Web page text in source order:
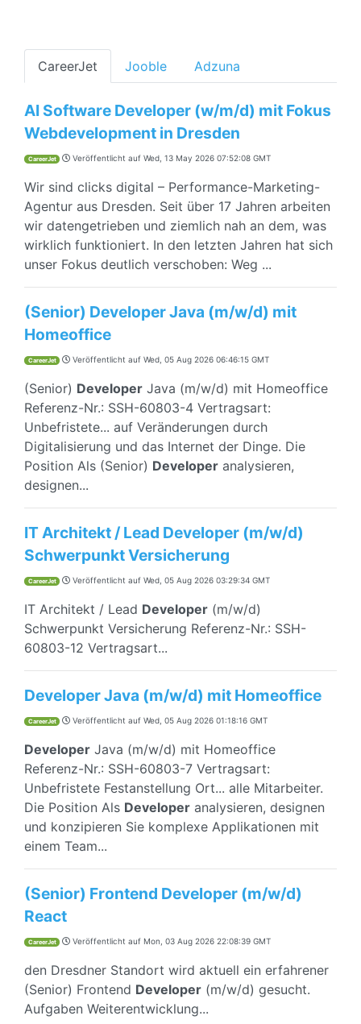
CareerJet Jooble Adzuna
AI Software Developer (w/m/d) mit Fokus
Webdevelopment in Dresden
CareerJet Veröffentlicht auf Wed, 13 May 2026 07:52:08 GMT
Wir sind clicks digital – Performance-Marketing-
Agentur aus Dresden. Seit über 17 Jahren arbeiten
wir datengetrieben und ziemlich nah an dem, was
wirklich funktioniert. In den letzten Jahren hat sich
unser Fokus deutlich verschoben: Weg ...
(Senior) Developer Java (m/w/d) mit
Homeoffice
CareerJet Veröffentlicht auf Wed, 05 Aug 2026 06:46:15 GMT
(Senior) Developer Java (m/w/d) mit Homeoffice
Referenz-Nr.: SSH-60803-4 Vertragsart:
Unbefristete... auf Veränderungen durch
Digitalisierung und das Internet der Dinge. Die
Position Als (Senior) Developer analysieren,
designen...
IT Architekt / Lead Developer (m/w/d)
Schwerpunkt Versicherung
CareerJet Veröffentlicht auf Wed, 05 Aug 2026 03:29:34 GMT
IT Architekt / Lead Developer (m/w/d)
Schwerpunkt Versicherung Referenz-Nr.: SSH-
60803-12 Vertragsart...
Developer Java (m/w/d) mit Homeoffice
CareerJet Veröffentlicht auf Wed, 05 Aug 2026 01:18:16 GMT
Developer Java (m/w/d) mit Homeoffice
Referenz-Nr.: SSH-60803-7 Vertragsart:
Unbefristete Festanstellung Ort... alle Mitarbeiter.
Die Position Als Developer analysieren, designen
und konzipieren Sie komplexe Applikationen mit
einem Team...
(Senior) Frontend Developer (m/w/d)
React
CareerJet Veröffentlicht auf Mon, 03 Aug 2026 22:08:39 GMT
den Dresdner Standort wird aktuell ein erfahrener
(Senior) Frontend Developer (m/w/d) gesucht.
Aufgaben Weiterentwicklung...